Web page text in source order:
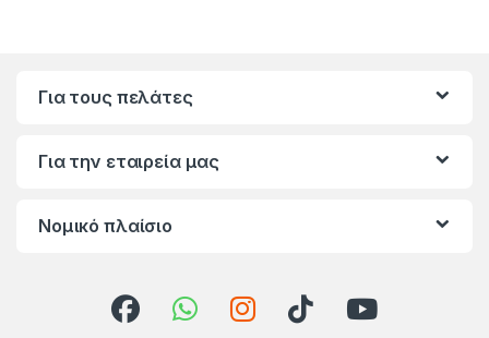
Για τους πελάτες
Για την εταιρεία μας
Νομικό πλαίσιο